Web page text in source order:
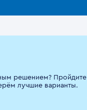
решением? Пройдите
лучшие варианты.